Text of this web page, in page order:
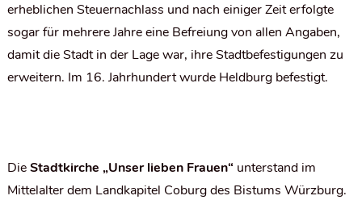
erheblichen Steuernachlass und nach einiger Zeit erfolgte
sogar für mehrere Jahre eine Befreiung von allen Angaben,
damit die Stadt in der Lage war, ihre Stadtbefestigungen zu
erweitern. Im 16. Jahrhundert wurde Heldburg befestigt.
DieStadtkirche „Unser lieben Frauen“ unterstand im
Mittelalter dem Landkapitel Coburg des Bistums Würzburg.